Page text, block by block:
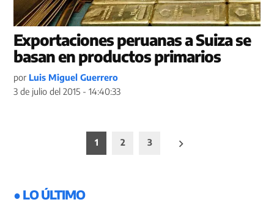
Exportaciones peruanas a Suiza se
basan en productos primarios
por Luis Miguel Guerrero
3 de julio del 2015 - 14:40:33
1 2 3
● LO ÚLTIMO